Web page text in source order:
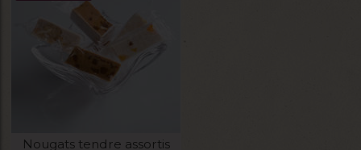
Nougats tendre assortis